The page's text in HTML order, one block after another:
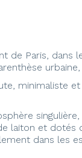
de Paris, dans
minimaliste
laiton et dotés
dans les